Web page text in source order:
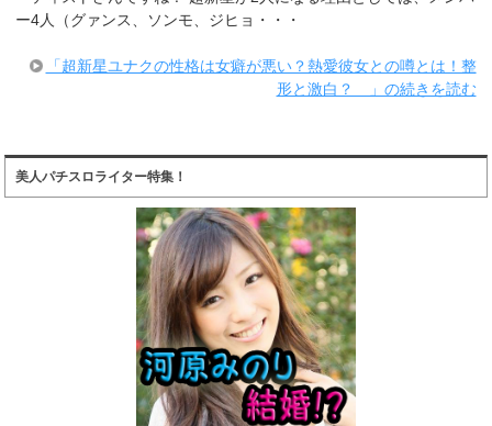
ー4人（グァンス、ソンモ、ジヒョ・・・
「超新星ユナクの性格は女癖が悪い？熱愛彼女との噂とは！整
形と激白？ 」の続きを読む
美人パチスロライター特集！